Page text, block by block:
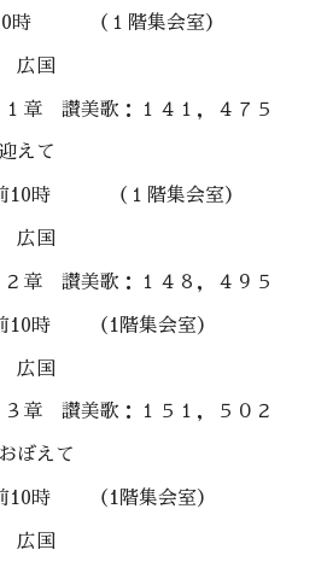
時 （１階集会室）
広国
章 讃美歌：１４１，４７５
えて
10時 （１階集会室）
広国
章 讃美歌：１４８，４９５
10時 （1階集会室）
広国
章 讃美歌：１５１，５０２
ぼえて
10時 （1階集会室）
広国